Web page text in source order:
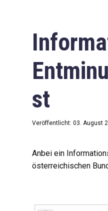
st
Veröffentlicht: 03. August
Anbei ein
österreichischen